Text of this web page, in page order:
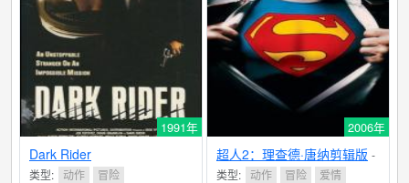
1991年
Dark Rider
类型: 动作 冒险
2006年
超人2：理查德·唐纳剪辑版 -
6.8分
类型: 动作 冒险 爱情